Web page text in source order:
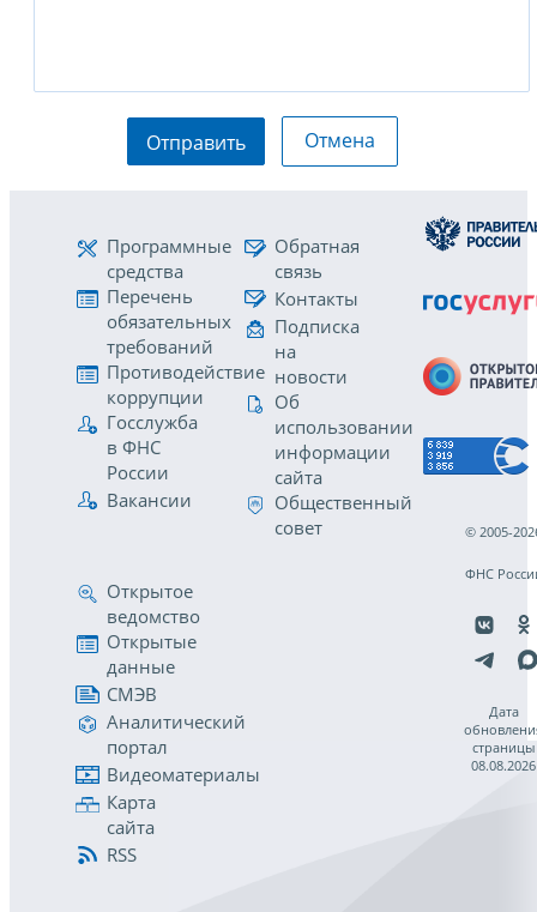
Отправить Отмена
Программные
средства
Перечень
обязательных
требований
Противодействие
коррупции
Госслужба
в ФНС
России
Вакансии
Обратная
связь
Контакты
Подписка
на
новости
Об
использовании
информации
сайта
Общественный
совет
Открытое
ведомство
Открытые
данные
СМЭВ
Аналитический
портал
Видеоматериалы
Карта
сайта
RSS
© 2005-
ФНС
Дата
страницы
08.08.2026